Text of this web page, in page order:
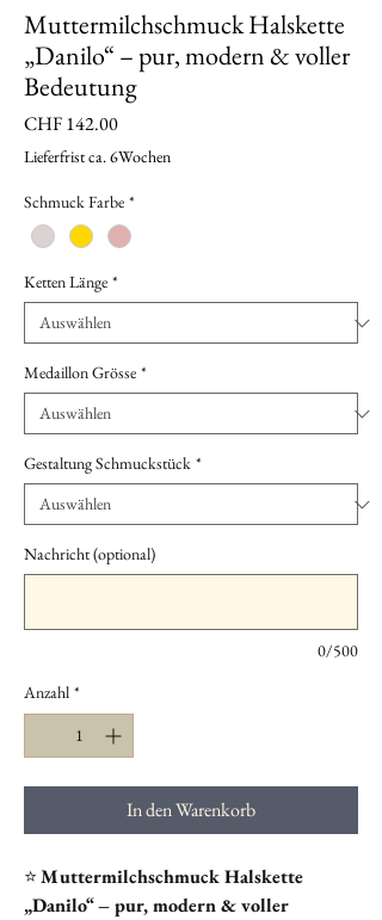
Muttermilchschmuck Halskette
„Danilo“ – pur, modern & voller
Bedeutung
CHF 142.00Preis
Lieferfrist ca. 6Wochen
Schmuck Farbe *
Ketten Länge *
Medaillon Grösse *
Gestaltung Schmuckstück *
Nachricht (optional)
0/500
Anzahl *
In den Warenkorb
⭐Muttermilchschmuck Halskette
„Danilo“ – pur, modern & voller